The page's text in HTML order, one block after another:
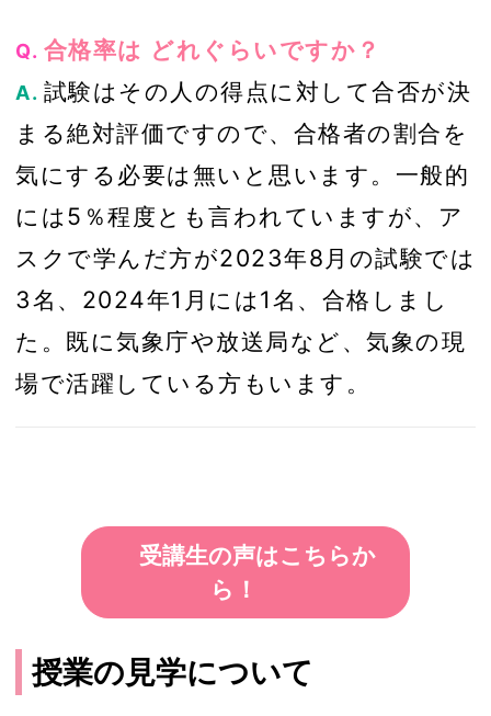
Q. 合格率は どれぐらいですか？
A. 試験はその人の得点に対して合否が決
まる絶対評価ですので、合格者の割合を
気にする必要は無いと思います。一般的
には5％程度とも言われていますが、ア
スクで学んだ方が2023年8月の試験では
3名、2024年1月には1名、合格しまし
た。既に気象庁や放送局など、気象の現
場で活躍している方もいます。
受講生の声はこちらか
ら！
授業の見学について